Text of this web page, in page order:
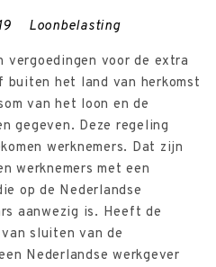
Loonbelasting
vergoedingen voor de extra
het land van herkomst
van het loon en de
gegeven. Deze regeling
werknemers. Dat zijn
werknemers met een
op de Nederlandse
aanwezig is. Heeft de
sluiten van de
Nederlandse werkgever